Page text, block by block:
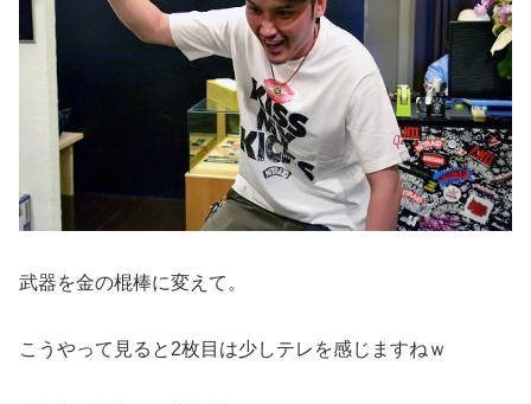
武器を金の棍棒に変えて。
こうやって見ると2枚目は少しテレを感じますねｗ